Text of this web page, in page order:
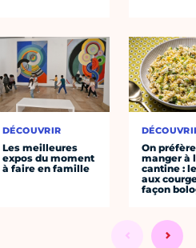
DÉCOUVRIR
Les meilleures
expos du moment
à faire en famille
On préfère
manger à
cantine :
aux
façon